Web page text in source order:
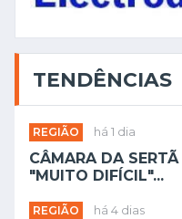
TENDÊNCIAS
REGIÃO há 1 dia
CÂMARA DA
"MUITO DIFÍCIL"...
REGIÃO há 4 dias